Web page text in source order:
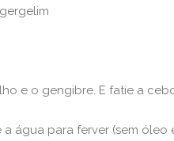
e o gengibre. E fatie a
água para ferver (sem óleo